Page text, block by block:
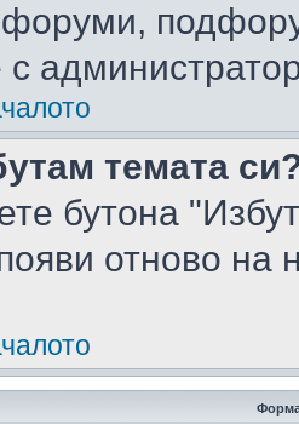
форуми,
с
темата
бутона
отново на